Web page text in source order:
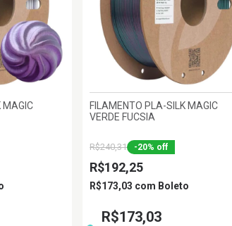
MAGIC
FILAMENTO PLA-SILK MAGIC
VERDE FUCSIA
R$240,31 -20% off
R$192,25
R$173,03 com Boleto
R$173,03